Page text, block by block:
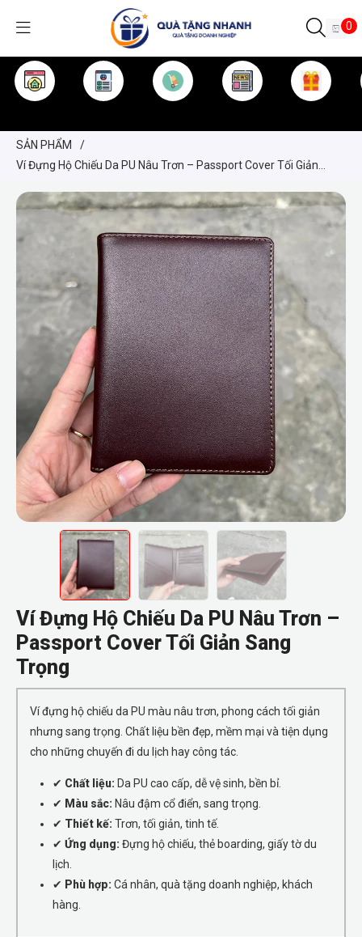
0
SẢN PHẨM
/
Ví Đựng Hộ Chiếu Da PU Nâu Trơn – Passport Cover Tối Giản
Ví Đựng Hộ Chiếu Da PU Nâu Trơn –
Passport Cover Tối Giản Sang
Trọng
Ví đựng hộ chiếu da PU màu nâu trơn, phong cách tối giản
nhưng sang trọng. Chất liệu bền đẹp, mềm mại và tiện dụng
cho những chuyến đi du lịch hay công tác.
✔ Chất liệu: Da PU cao cấp, dễ vệ sinh, bền bỉ.
✔ Màu sắc: Nâu đậm cổ điển, sang trọng.
✔ Thiết kế: Trơn, tối giản, tinh tế.
✔ Ứng dụng: Đựng hộ chiếu, thẻ boarding, giấy tờ du
lịch.
✔ Phù hợp: Cá nhân, quà tặng doanh nghiệp, khách
hàng.